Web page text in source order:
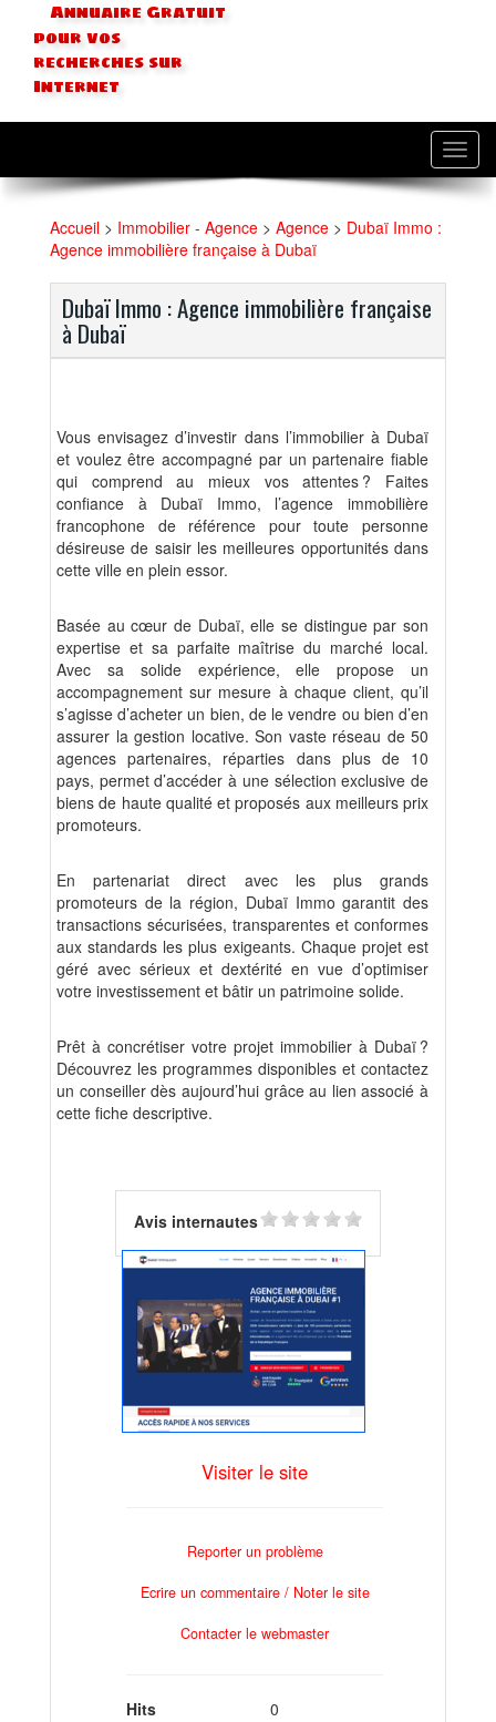
Annuaire Gratuit
pour vos
recherches sur
Internet
Accueil > Immobilier - Agence > Agence > Dubaï Immo :
Agence immobilière française à Dubaï
Dubaï Immo : Agence immobilière française
à Dubaï
Vous envisagez d’investir dans l’immobilier à Dubaï
et voulez être accompagné par un partenaire fiable
qui comprend au mieux vos attentes ? Faites
confiance à Dubaï Immo, l’agence immobilière
francophone de référence pour toute personne
désireuse de saisir les meilleures opportunités dans
cette ville en plein essor.
Basée au cœur de Dubaï, elle se distingue par son
expertise et sa parfaite maîtrise du marché local.
Avec sa solide expérience, elle propose un
accompagnement sur mesure à chaque client, qu’il
s’agisse d’acheter un bien, de le vendre ou bien d’en
assurer la gestion locative. Son vaste réseau de 50
agences partenaires, réparties dans plus de 10
pays, permet d’accéder à une sélection exclusive de
biens de haute qualité et proposés aux meilleurs prix
promoteurs.
En partenariat direct avec les plus grands
promoteurs de la région, Dubaï Immo garantit des
transactions sécurisées, transparentes et conformes
aux standards les plus exigeants. Chaque projet est
géré avec sérieux et dextérité en vue d’optimiser
votre investissement et bâtir un patrimoine solide.
Prêt à concrétiser votre projet immobilier à Dubaï ?
Découvrez les programmes disponibles et contactez
un conseiller dès aujourd’hui grâce au lien associé à
cette fiche descriptive.
Avis internautes
Visiter le site
Reporter un problème
Ecrire un commentaire / Noter le site
Contacter le webmaster
Hits
0